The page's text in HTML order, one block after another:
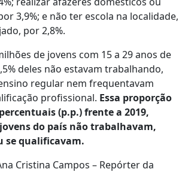
3,9%; e não ter escola na localidade,
por 2,8%.
de jovens com 15 a 29 anos de
deles não estavam trabalhando,
regular nem frequentavam
profissional. Essa proporção
(p.p.) frente a 2019,
do país não trabalhavam,
se qualificavam.
Cristina Campos – Repórter da